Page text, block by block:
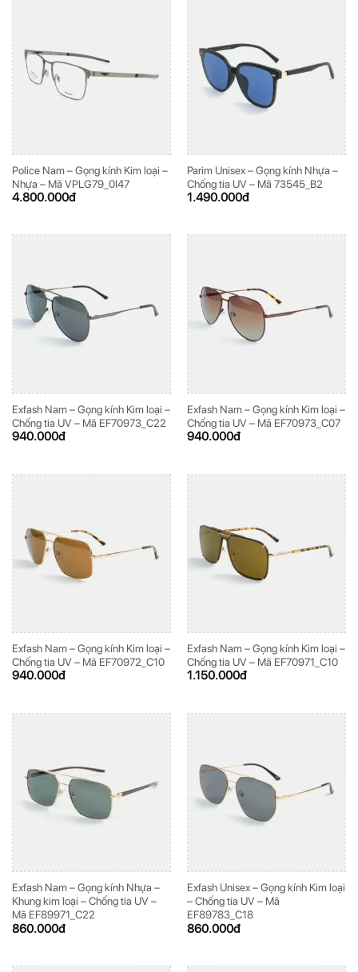
Police Nam – Gọng kính Kim loại –
Nhựa – Mã VPLG79_0I47
4.800.000đ
Parim Unisex – Gọng kính Nhựa –
Chống tia UV – Mã 73545_B2
1.490.000đ
Exfash Nam – Gọng kính Kim loại –
Chống tia UV – Mã EF70973_C22
940.000đ
Exfash Nam – Gọng kính Kim loại –
Chống tia UV – Mã EF70973_C07
940.000đ
Exfash Nam – Gọng kính Kim loại –
Chống tia UV – Mã EF70972_C10
940.000đ
Exfash Nam – Gọng kính Kim loại –
Chống tia UV – Mã EF70971_C10
1.150.000đ
Exfash Nam – Gọng kính Nhựa –
Khung kim loại – Chống tia UV –
Mã EF89971_C22
860.000đ
Exfash Unisex – Gọng kính Kim loại
– Chống tia UV – Mã
EF89783_C18
860.000đ